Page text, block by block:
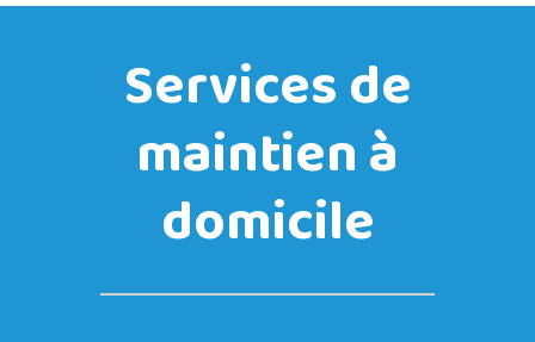
Services de
maintien à
domicile